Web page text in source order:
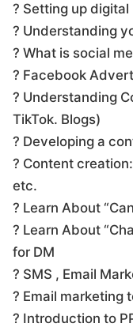
? Setting up
? Understanding
? What is social
? Facebook
? Understanding
TikTok. Blogs)
? Developing a
? Content
etc.
? Learn About
? Learn About
for DM
? SMS , Email
? Email marketing
? Introduction to